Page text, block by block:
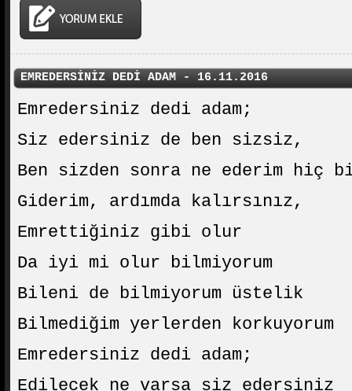
EMREDERSİNİZ DEDİ ADAM - 16.11.2016
Emredersiniz dedi adam;
Siz edersiniz de ben sizsiz,
Ben sizden sonra ne ederim hiç
Giderim, ardımda kalırsınız,
Emrettiğiniz gibi olur
Da iyi mi olur bilmiyorum
Bileni de bilmiyorum üstelik
Bilmediğim yerlerden korkuyorum
Emredersiniz dedi adam;
Edilecek ne varsa siz edersiniz